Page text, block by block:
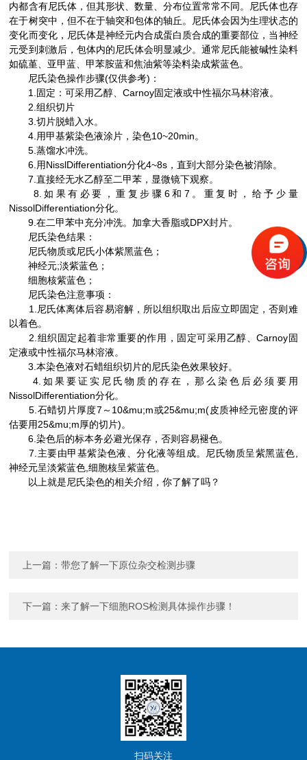
内都含有尼氏体，但其形状、数量、分布位置常常不同。尼氏体也存
在于树突中，但不在于轴突和包体的轴丘。尼氏体会因为生理状态的
变化而变化，尼氏体是神经元内合成蛋白质合成的重要部位，当神经
元受到刺激后，包体内的尼氏体会明显减少。通常尼氏能被碱性染料
如硫堇、亚甲蓝、甲苯胺蓝和焦油紫等染料染成紫蓝色。
尼氏染色操作步骤(仅供参考)：
1.固定：可采用乙醇、Carnoy固定液或中性福尔马林溶液。
2.组织切片
3.切片脱蜡入水。
4.用甲基紫染色液涂片，染色10~20min。
5.蒸馏水冲洗。
6.用NisslDifferentiation分化4~8s，直到大部分染色被消除。
7.直接经无水乙醇至二甲苯，显微镜下观察。
8.如果有必要，重复步骤6和7。重复时，给予少量
NissolDifferentiation分化。
9.在二甲苯中充分冲洗。加拿大香脂或DPX封片。
尼氏染色结果：
尼氏物质或尼氏小体紫黑蓝色；
神经元;淡紫蓝色；
细胞核紫蓝色；
尼氏染色注意事项：
1.尼氏体离体后容易溶解，所以组织取出后应立即固定，否则难
以着色。
2.组织固定起着非常重要的作用，固定可采用乙醇、Carnoy固
定液或中性福尔马林溶液。
3.本染色液对石蜡组织切片的尼氏染色效果较好。
4.如果要证实尼氏物质的存在，那么染色后必须要用
NissolDifferentiation分化。
5.石蜡切片厚度7～10&mu;m或25&mu;m(皮质神经元密度的评
估要用25&mu;m厚的切片)。
6.染色后的标本务必避光保存，否则容易褪色。
7.主要由甲基紫染色液、分化液等组成。尼氏物质呈紫黑蓝色,
神经元呈淡紫蓝色,细胞核呈紫蓝色。
以上就是尼氏染色的相关介绍，你了解了吗？
上一篇：带您了解一下原位杂交检测步骤
下一篇：来了解一下细胞ROS检测具体操作步骤！
扫码关注